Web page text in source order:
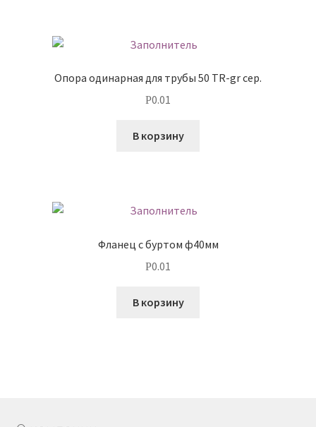
Опора одинарная для трубы 50 TR-gr сер.
Р0.01
В корзину
Фланец с буртом ф40мм
Р0.01
В корзину